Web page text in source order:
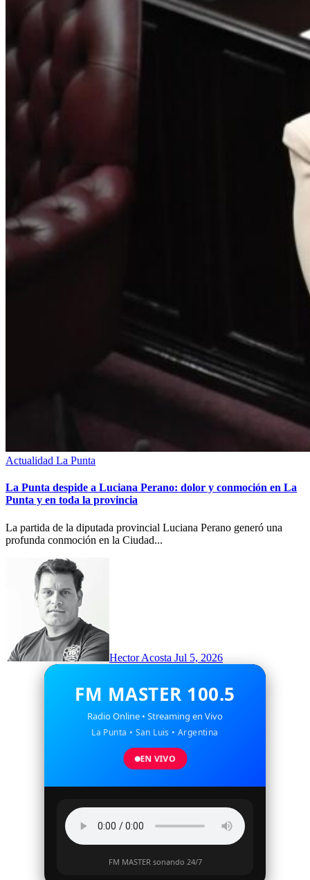
Actualidad La Punta
La Punta despide a Luciana Perano: dolor y conmoción en La
Punta y en toda la provincia
La partida de la diputada provincial Luciana Perano generó una
profunda conmoción en la Ciudad...
Hector Acosta Jul 5, 2026
FM MASTER 100.5
Radio Online • Streaming en Vivo
La Punta • San Luis • Argentina
EN VIVO
FM MASTER sonando 24/7